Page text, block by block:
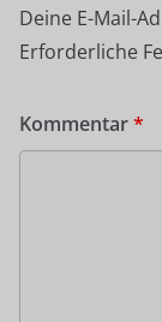
Deine E-Mail-
Erforderliche
Kommentar*